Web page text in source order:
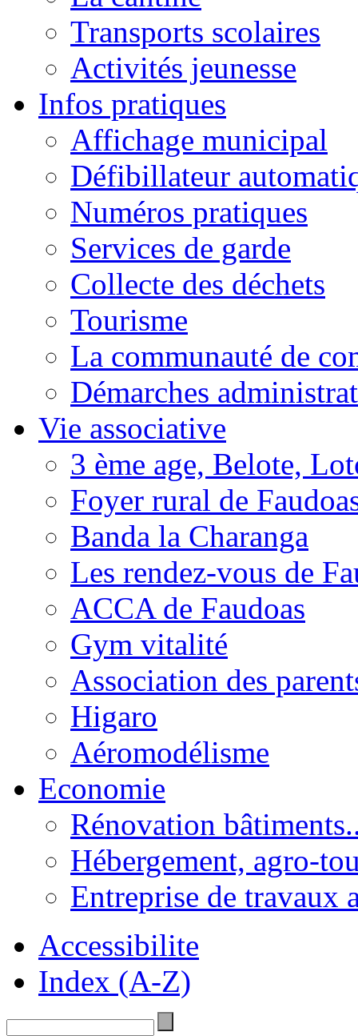
Transports scolaires
Activités jeunesse
Infos pratiques
Affichage municipal
Défibillateur
Numéros pratiques
Services de garde
Collecte des déchets
Tourisme
La communauté de
Démarches
Vie associative
3 ème age, Belote,
Foyer rural de
Banda la Charanga
Les rendez-vous de
ACCA de Faudoas
Gym vitalité
Association des
Higaro
Aéromodélisme
Economie
Rénovation
Hébergement, agro-
Entreprise de travaux
Accessibilite
Index (A-Z)